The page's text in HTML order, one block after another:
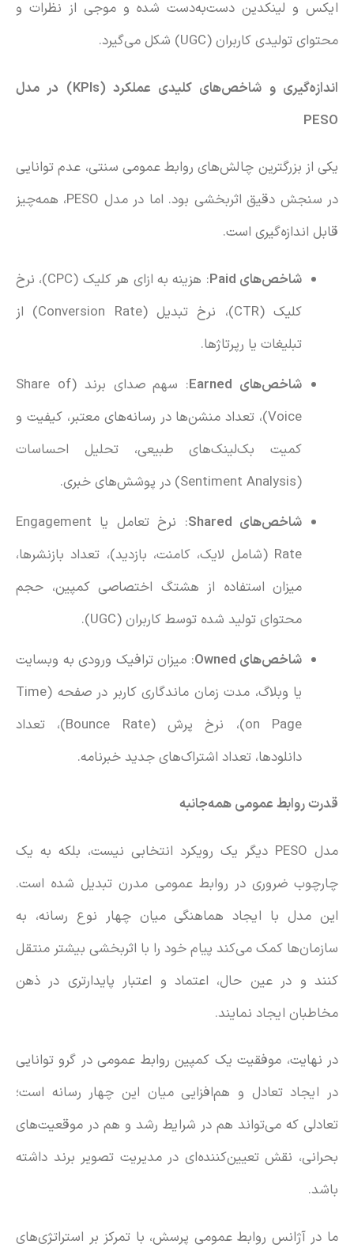
ایکس و لینکدین دست‌به‌دست شده و موجی از نظرات و
محتوای تولیدی کاربران (UGC) شکل می‌گیرد.
اندازه‌گیری و شاخص‌های کلیدی عملکرد (KPIs) در مدل
PESO
یکی از بزرگترین چالش‌های روابط عمومی سنتی، عدم توانایی
در سنجش دقیق اثربخشی بود. اما در مدل PESO، همه‌چیز
قابل اندازه‌گیری است.
شاخص‌های Paid
: هزینه به ازای هر کلیک (CPC)، نرخ
کلیک (CTR)، نرخ تبدیل (Conversion Rate) از
تبلیغات یا رپرتاژها.
شاخص‌های Earned
: سهم صدای برند (Share of
Voice)، تعداد منشن‌ها در رسانه‌های معتبر، کیفیت و
کمیت بک‌لینک‌های طبیعی، تحلیل احساسات
(Sentiment Analysis) در پوشش‌های خبری.
شاخص‌های Shared
: نرخ تعامل یا Engagement
Rate (شامل لایک، کامنت، بازدید)، تعداد بازنشرها،
میزان استفاده از هشتگ اختصاصی کمپین، حجم
محتوای تولید شده توسط کاربران (UGC).
شاخص‌های Owned: میزان ترافیک ورودی به وبسایت
یا وبلاگ، مدت زمان ماندگاری کاربر در صفحه (Time
on Page)، نرخ پرش (Bounce Rate)، تعداد
دانلودها، تعداد اشتراک‌های جدید خبرنامه.
قدرت روابط عمومی همه‌جانبه
مدل PESO دیگر یک رویکرد انتخابی نیست، بلکه به یک
چارچوب ضروری در روابط عمومی مدرن تبدیل شده است.
این مدل با ایجاد هماهنگی میان چهار نوع رسانه، به
سازمان‌ها کمک می‌کند پیام خود را با اثربخشی بیشتر منتقل
کنند و در عین حال، اعتماد و اعتبار پایدارتری در ذهن
مخاطبان ایجاد نمایند.
در نهایت، موفقیت یک کمپین روابط عمومی در گرو توانایی
در ایجاد تعادل و هم‌افزایی میان این چهار رسانه است؛
تعادلی که می‌تواند هم در شرایط رشد و هم در موقعیت‌های
بحرانی، نقش تعیین‌کننده‌ای در مدیریت تصویر برند داشته
باشد.
ما در آژانس روابط عمومی پرسش، با تمرکز بر استراتژی‌های